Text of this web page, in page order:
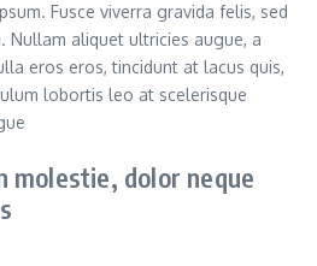
Fusce viverra gravida felis, sed
Nullam aliquet ultricies augue, a
eros eros, tincidunt at lacus quis,
lobortis leo at scelerisque
molestie, dolor neque